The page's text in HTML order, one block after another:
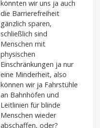
könnten wir uns ja auch
die Barrierefreiheit
gänzlich sparen,
schließlich sind
Menschen mit
physischen
Einschränkungen ja nur
eine Minderheit, also
können wir ja Fahrstühle
an Bahnhöfen und
Leitlinien für blinde
Menschen wieder
abschaffen, oder?